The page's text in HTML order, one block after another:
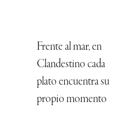
Frente al mar, en
Clandestino cada
plato encuentra su
propio momento